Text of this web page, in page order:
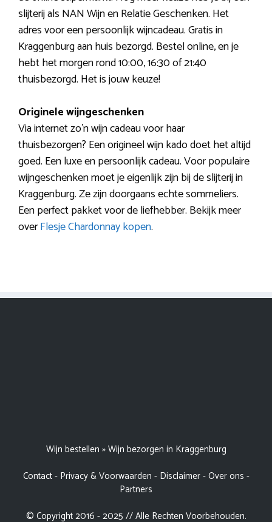
slijterij als NAN Wijn en Relatie Geschenken. Het
adres voor een persoonlijk wijncadeau. Gratis in
Kraggenburg aan huis bezorgd. Bestel online, en je
hebt het morgen rond 10:00, 16:30 of 21:40
thuisbezorgd. Het is jouw keuze!
Originele wijngeschenken
Via internet zo’n wijn cadeau voor haar
thuisbezorgen? Een origineel wijn kado doet het altijd
goed. Een luxe en persoonlijk cadeau. Voor populaire
wijngeschenken moet je eigenlijk zijn bij de slijterij in
Kraggenburg. Ze zijn doorgaans echte sommeliers.
Een perfect pakket voor de liefhebber. Bekijk meer
overFlesje Chardonnay kopen.
Wijn bestellen »Wijn bezorgen in Kraggenburg
Contact- Privacy & Voorwaarden - Disclaimer-Over ons -
Partners
© Copyright 2016 - 2025 // Alle Rechten Voorbehouden.